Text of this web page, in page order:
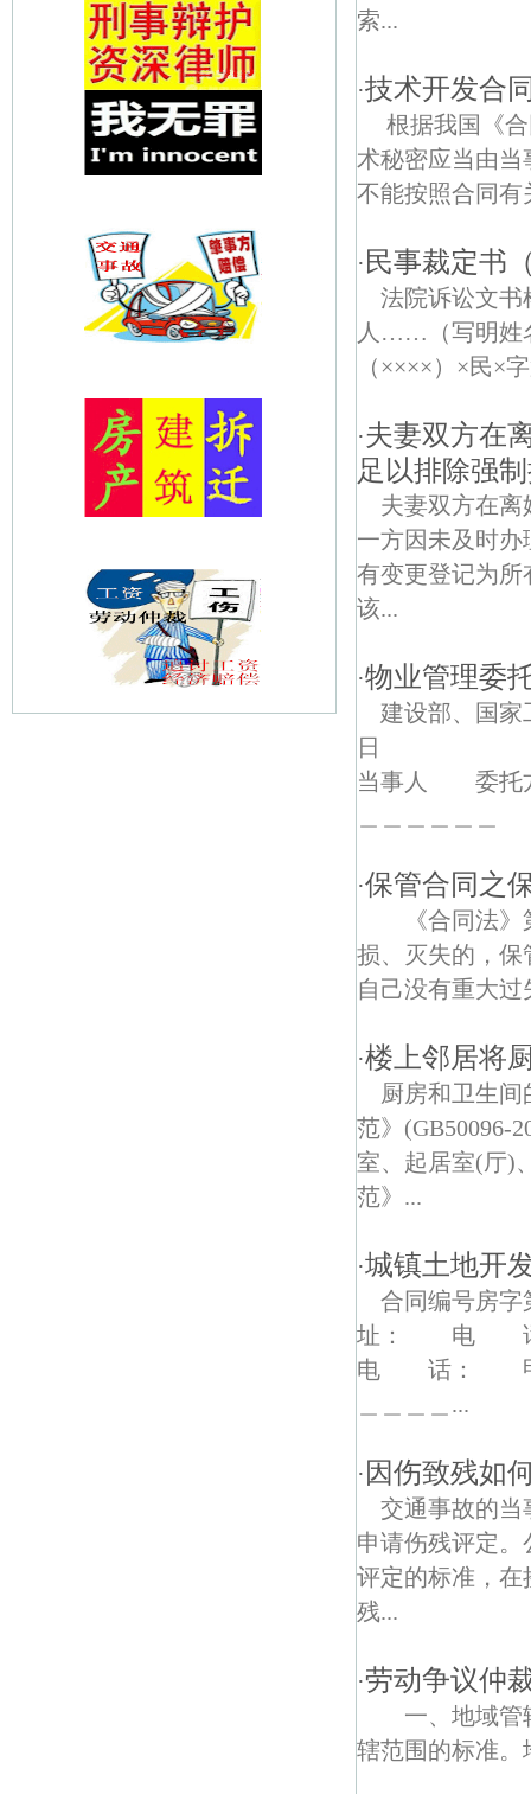
索...
·技术开发合
根据我国《
术秘密应当由
不能按照合同有
· 民事裁定书
法院诉讼
人……（写明姓
（××××）×民×
·夫妻双方在
足以排除强
夫妻双方在
一方因未及时
有变更登记为所
该...
·物业管理委
建设部、国
日 第
当事人 委托方
·保管合同之
《合同法》
损、灭失的，保
自己没有重大
·楼上邻居将
厨房和卫生
范》(GB50096-
室、起居室(厅)
范》...
·城镇土地开
合同编号
址： 电 话
电 话： 甲方
＿＿＿＿...
· 因伤致残如
交通事故的当
申请伤残评定
评定的标准，在
残...
·劳动争议仲
一、地域
辖范围的标准